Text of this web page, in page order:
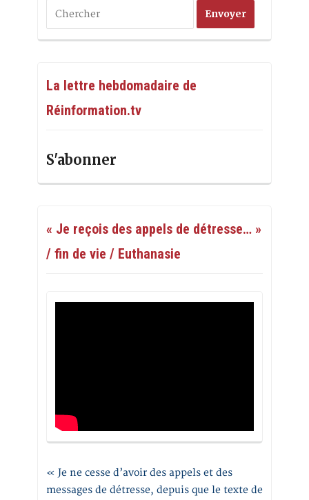
La lettre hebdomadaire de
Réinformation.tv
S'abonner
« Je reçois des appels de détresse… »
/ fin de vie / Euthanasie
« Je ne cesse d’avoir des appels et des
messages de détresse, depuis que le texte de